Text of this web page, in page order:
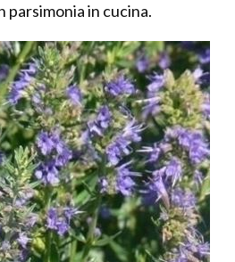
parsimonia in cucina.